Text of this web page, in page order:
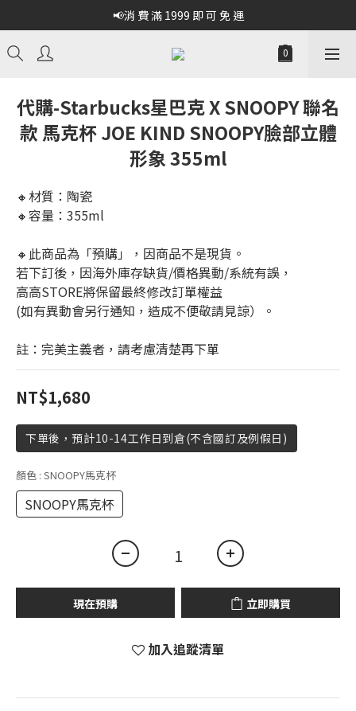
📢消 費 滿 1999 即 可 免 運
代購-Starbucks星巴克 X SNOOPY 聯名
款 馬克杯 JOE KIND SNOOPY臉部立體
形象 355ml
🔸材質：陶瓷
🔸容量：355ml
🔸此商品為「預購」，因商品不是現貨。
若下訂後，因海外庫存缺貨/價格異動/系統有誤，
高高STORE將保留最終修改訂單權益
(如有異動會另行通知，造成不便敬請見諒）。
註：完美主義者，請考慮清楚再下單
NT$1,680
下單後，預計10-14工作日到倉(不含國訂及例假日)
顏色 : SNOOPY馬克杯
SNOOPY馬克杯
現在預購 立即購買
加入追蹤清單